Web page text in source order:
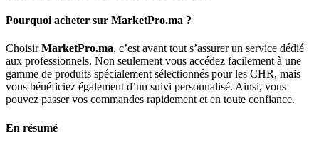
Pourquoi acheter sur MarketPro.ma ?
ChoisirMarketPro.ma, c’est avant tout s’assurer un service dédié
aux professionnels. Non seulement vous accédez facilement à une
gamme de produits spécialement sélectionnés pour les CHR, mais
vous bénéficiez également d’un suivi personnalisé. Ainsi, vous
pouvez passer vos commandes rapidement et en toute confiance.
En résumé